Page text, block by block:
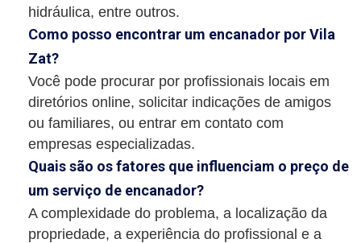
hidráulica, entre outros.
Como posso encontrar um encanador por Vila
Zat?
Você pode procurar por profissionais locais em
diretórios online, solicitar indicações de amigos
ou familiares, ou entrar em contato com
empresas especializadas.
Quais são os fatores que influenciam o preço de
um serviço de encanador?
A complexidade do problema, a localização da
propriedade, a experiência do profissional e a